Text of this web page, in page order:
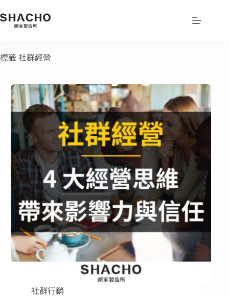
標籤社群經營
社群行銷